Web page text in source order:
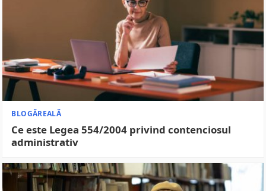
BLOGĂREALĂ
Ce este Legea 554/2004 privind contenciosul
administrativ